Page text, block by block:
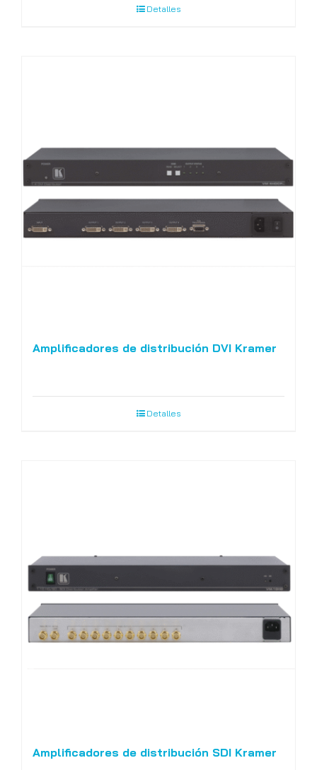
Detalles
Amplificadores de distribución DVI Kramer
Detalles
Amplificadores de distribución SDI Kramer